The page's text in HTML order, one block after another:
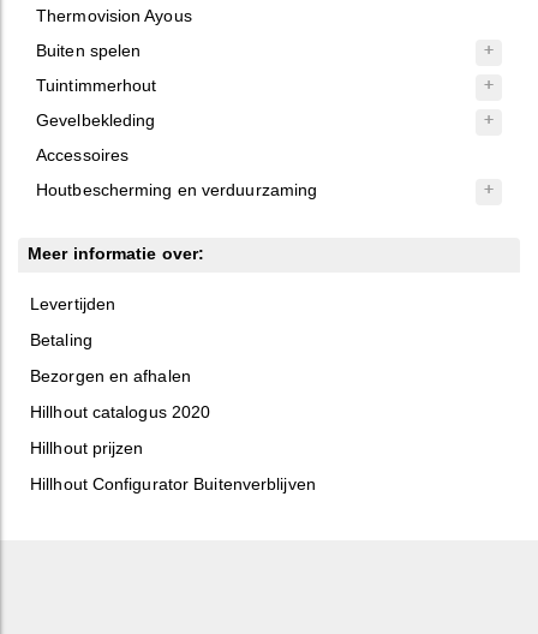
Thermovision Ayous
Buiten spelen
Tuintimmerhout
Gevelbekleding
Accessoires
Houtbescherming en verduurzaming
Meer informatie over:
Levertijden
Betaling
Bezorgen en afhalen
Hillhout catalogus 2020
Hillhout prijzen
Hillhout Configurator Buitenverblijven